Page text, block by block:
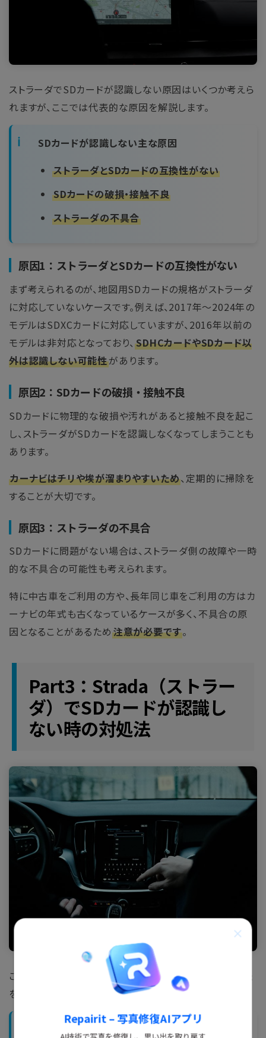
Repairit – 写真修復AIアプリ
ストラーダでSDカードが認識しない原因はいくつか考えら
れますが、ここでは代表的な原因を解説します。
SDカードが認識しない主な原因
ストラーダとSDカードの互換性がない
SDカードの破損・接触不良
ストラーダの不具合
原因1：ストラーダとSDカードの互換性がない
まず考えられるのが、地図用SDカードの規格がストラーダ
に対応していないケースです。例えば、2017年～2024年の
モデルはSDXCカードに対応していますが、2016年以前の
モデルは非対応となっており、SDHCカードやSDカード以
外は認識しない可能性があります。
原因2：SDカードの破損・接触不良
SDカードに物理的な破損や汚れがあると接触不良を起こ
し、ストラーダがSDカードを認識しなくなってしまうことも
あります。
カーナビはチリや埃が溜まりやすいため、定期的に掃除を
することが大切です。
原因3：ストラーダの不具合
SDカードに問題がない場合は、ストラーダ側の故障や一時
的な不具合の可能性も考えられます。
特に中古車をご利用の方や、長年同じ車をご利用の方はカ
ーナビの年式も古くなっているケースが多く、不具合の原
因となることがあるため 注意が必要です。
Part3：Strada（ストラー
ダ）でSDカードが認識し
ない時の対処法
ここでは、ストラーダでSDカードが認識しない時の対処法
を5つご紹介します。
SDカードが認識しない時の対処法